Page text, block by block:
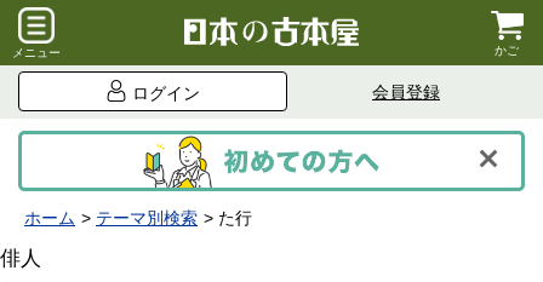
メニュー かご
ログイン 会員登録
ホーム テーマ別検索 た行
俳人